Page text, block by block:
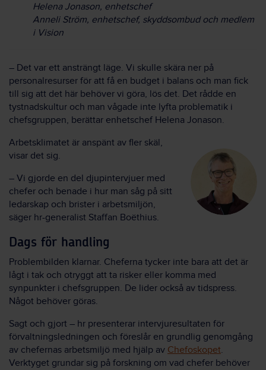
Helena Jonason, enhetschef
Anneli Ström, enhetschef, skyddsombud och medlem
i Vision
– Det var ett ansträngt läge. Vi skulle skära ner på
personalresurser för att få en budget i balans och man fick
till sig att det här behöver vi göra, lös det. Det rådde en
tystnadskultur och man vågade inte lyfta problematik i
chefsgruppen, berättar enhetschef Helena Jonason.
Arbetsklimatet är anspänt av fler skäl,
visar det sig.
– Vi gjorde en del djupintervjuer med
chefer och benade i hur man såg på sitt
ledarskap och brister i arbetsmiljön,
säger hr-generalist Staffan Boëthius.
Dags för handling
Problembilden klarnar. Cheferna tycker inte bara att det är
lågt i tak och otryggt att ta risker eller komma med
synpunkter i chefsgruppen. De lider också av tidspress.
Något behöver göras.
Sagt och gjort – hr presenterar intervjuresultaten för
förvaltningsledningen och föreslår en grundlig genomgång
av chefernas arbetsmiljö med hjälp av Chefoskopet.
Verktyget grundar sig på forskning om vad chefer behöver